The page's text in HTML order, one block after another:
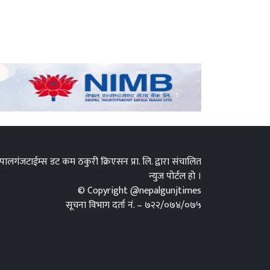
डट कम ठकुरी क्रिएसन प्रा. लि. द्वारा संचालित
न्युज पोर्टल हो ।
© Copyright @nepalgunjtimes
सूचना विभाग दर्ता नं. – ७२२/०७४/०७५